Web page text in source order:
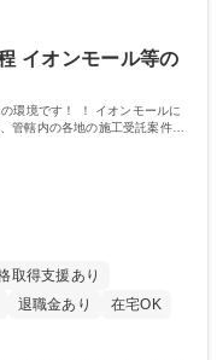
10h
ざまな施設へサービスを
ログラムと資格取得支援
す。現場でのOJTと定期的
して長期的に活躍いただ
イオンモール等の
環境です！ ！ イオンモールに
取得支援あり
退職金あり
在宅OK